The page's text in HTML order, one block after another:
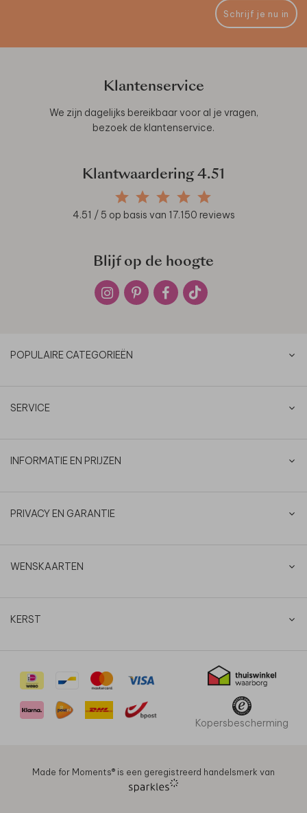
Schrijf je nu in
Klantenservice
We zijn dagelijks bereikbaar voor al je vragen,
bezoek de klantenservice.
Klantwaardering 4.51
4.51 / 5 op basis van 17.150 reviews
Blijf op de hoogte
POPULAIRE CATEGORIEËN
SERVICE
INFORMATIE EN PRIJZEN
PRIVACY EN GARANTIE
WENSKAARTEN
KERST
Kopersbescherming
Made for Moments®️ is een geregistreerd handelsmerk van